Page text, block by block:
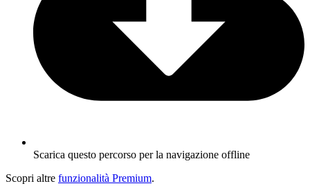
Scarica questo percorso per la navigazione offline
Scopri altre funzionalità Premium.